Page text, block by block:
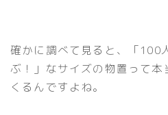
確かに調べて見ると、「100
ぶ！」なサイズの物置って
くるんですよね。